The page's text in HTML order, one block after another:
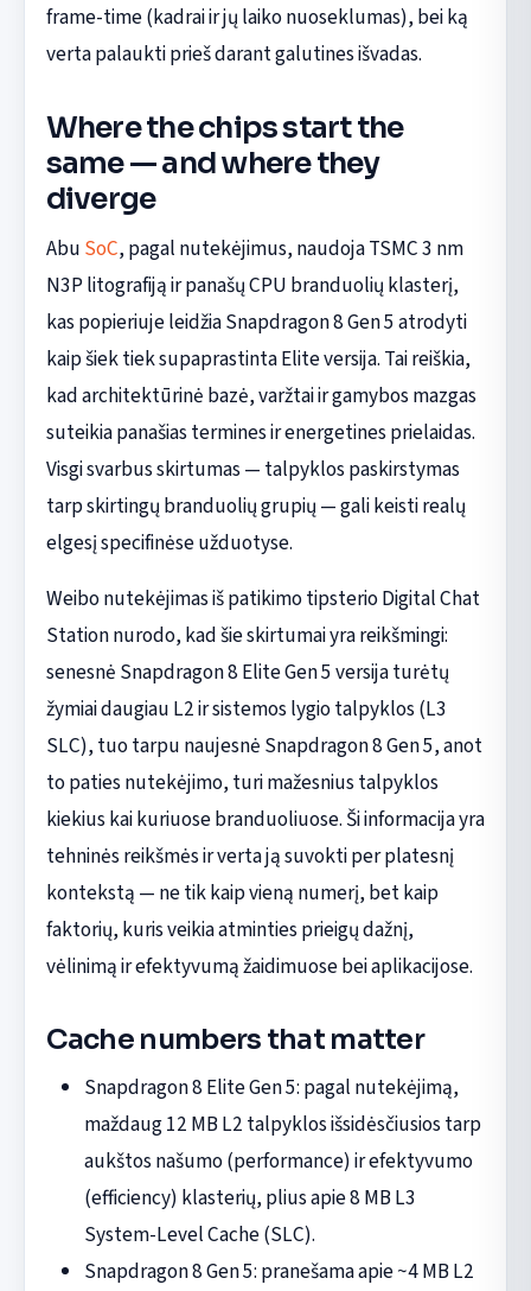
frame-time (kadrai ir jų laiko nuoseklumas), bei ką
verta palaukti prieš darant galutines išvadas.
Where the chips start the
same — and where they
diverge
Abu SoC, pagal nutekėjimus, naudoja TSMC 3 nm
N3P litografiją ir panašų CPU branduolių klasterį,
kas popieriuje leidžia Snapdragon 8 Gen 5 atrodyti
kaip šiek tiek supaprastinta Elite versija. Tai reiškia,
kad architektūrinė bazė, varžtai ir gamybos mazgas
suteikia panašias termines ir energetines prielaidas.
Visgi svarbus skirtumas — talpyklos paskirstymas
tarp skirtingų branduolių grupių — gali keisti realų
elgesį specifinėse užduotyse.
Weibo nutekėjimas iš patikimo tipsterio Digital Chat
Station nurodo, kad šie skirtumai yra reikšmingi:
senesnė Snapdragon 8 Elite Gen 5 versija turėtų
žymiai daugiau L2 ir sistemos lygio talpyklos (L3
SLC), tuo tarpu naujesnė Snapdragon 8 Gen 5, anot
to paties nutekėjimo, turi mažesnius talpyklos
kiekius kai kuriuose branduoliuose. Ši informacija yra
tehninės reikšmės ir verta ją suvokti per platesnį
kontekstą — ne tik kaip vieną numerį, bet kaip
faktorių, kuris veikia atminties prieigų dažnį,
vėlinimą ir efektyvumą žaidimuose bei aplikacijose.
Cache numbers that matter
Snapdragon 8 Elite Gen 5: pagal nutekėjimą,
maždaug 12 MB L2 talpyklos išsidėsčiusios tarp
aukštos našumo (performance) ir efektyvumo
(efficiency) klasterių, plius apie 8 MB L3
System-Level Cache (SLC).
Snapdragon 8 Gen 5: pranešama apie ~4 MB L2